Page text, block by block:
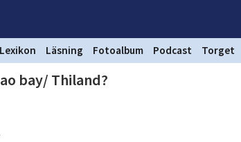
Lexikon Läsning Fotoalbum Podcast Torget
bay/ Thiland?